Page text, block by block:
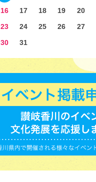
16
17 18 19 20
23
24 25 26 27
30
31